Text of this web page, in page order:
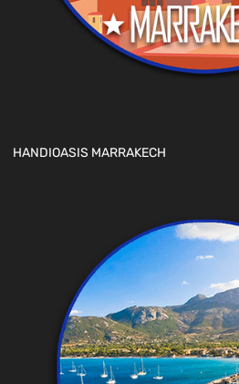
HANDIOASIS MARRAKECH